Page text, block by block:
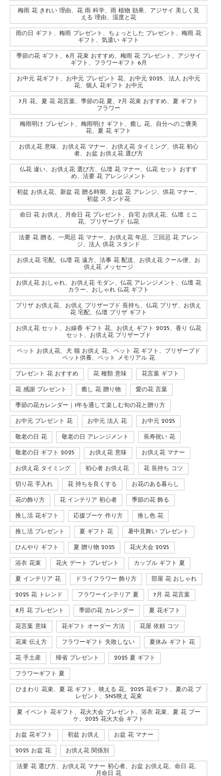
梅雨 花 きれい 理由、花 雨 科学、雨 植物 効果、アジサイ 美しく見
える 理由、湿度と花
雨の日 ギフト、梅雨 プレゼント、ちょっとした プレゼント、梅雨 花
ギフト、気遣い ギフト
季節の花 ギフト、6月 花束 おすすめ、梅雨 花 プレゼント、アジサイ
ギフト、フラワーギフト 6月
お中元 花ギフト、お中元 プレゼント 花、お中元 2025、法人 お中元
花、個人 花ギフト お中元
7月 花、夏 花 花言葉、季節の花 夏、7月 花束 おすすめ、夏 ギフト
フラワー
梅雨明け プレゼント、梅雨明け ギフト、癒し 花、自分へのご褒美
花、夏 花 ギフト
お供え花 意味、お供え花 マナー、お供え花 タイミング、供花 初心
者、お盆 お供え花 選び方
仏花 違い、お供え花 選び方、仏壇 花 マナー、仏花 セット おすす
め、法要 花 アレンジメント
初盆 お供え花、新盆 花 贈る時期、お盆 花 アレンジ、供花 マナー、
初盆 スタンド花
命日 花 お供え、月命日 花 プレゼント、自宅 お供え花、仏壇 ミニ
花、プリザーブド 仏花
法要 花 贈る、一周忌 花 マナー、お供え花 年忌、三回忌 花 アレン
ジ、法人 供花 スタンド
お供え花 宅配、仏壇 花 遠方、法事 花 配送、お供え花 クール便、お
供え花 メッセージ
お供え花 おしゃれ、お供え花 モダン、仏花 アレンジメント、仏壇 花
カラー、おしゃれ 仏花 ギフト
プリザ お供え花、お供え プリザーブド 長持ち、仏花 プリザ、お供え
花 宅配、仏壇 プリザ ギフト
お供え花 セット、お線香 ギフト 花、お供え ギフト 2025、香り 仏花
セット、お供え花 プリザーブド
ペット お供え花、犬 猫 お供え 花、ペット 花 ギフト、プリザーブド
ペット供養、ペット メモリアル 花
プレゼント 花 おすすめ 花 種類 意味 花言葉 ギフト
花 感謝 プレゼント 癒し 花 贈り物 愛の花 言葉
季節の花カレンダー｜1年を通して楽しむ旬の花と贈り方
お中元 プレゼント 花 お中元 法人 花 お中元 2025
敬老の日 花 敬老の日 アレンジメント 長寿祝い 花
敬老の日 ギフト 2025 お供え花 意味 お供え花 マナー
お供え花 タイミング 初心者 お供え花 花 長持ち コツ
切り花 手入れ 花 持ちを良くする お花のある暮らし
花の飾り方 花 インテリア 初心者 季節の花 飾る
推し活 花ギフト 応援ブーケ 作り方 推し色 花
推し活 プレゼント 夏 ギフト 花 暑中見舞い プレゼント
ひんやり ギフト 夏 贈り物 2025 花火大会 2025
浴衣 花束 花火 デート プレゼント カップル ギフト 夏
夏 インテリア 花 ドライフラワー 飾り方 部屋 花 おしゃれ
2025 花 トレンド フラワーインテリア 夏 7月 花 花言葉
8月 花 プレゼント 季節の花 カレンダー 夏 花ギフト
花言葉 意味 花ギフト オーダー 方法 花屋 依頼 コツ
花束 伝え方 フラワーギフト 失敗しない 夏休み ギフト 花
花 手土産 帰省 プレゼント 2025 夏 ギフト
フラワーギフト 夏
ひまわり 花束、夏 花 ギフト、映える 花、2025 花ギフト、夏の花 プ
レゼント、SNS映え 花束
夏 イベント 花ギフト、花火大会 プレゼント、浴衣 花束、夏 花 ブー
ケ、2025 花火大会 ギフト
お盆 花ギフト 初盆 お供え お盆 花 マナー
2025 お盆 花 お供え花 関係別
法要 花 選び方、お供え花 マナー 初心者、お盆 お供え花、命日 花、
月命日 花